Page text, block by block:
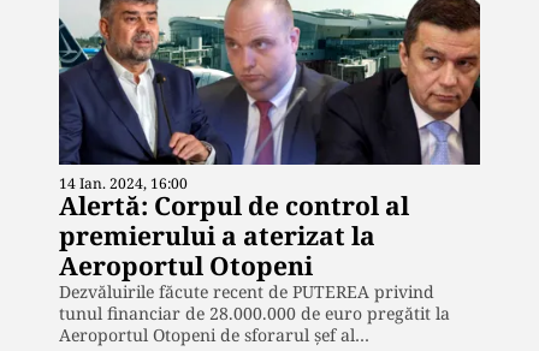
14 Ian. 2024, 16:00
Alertă: Corpul de control al
premierului a aterizat la
Aeroportul Otopeni
Dezvăluirile făcute recent de PUTEREA privind
tunul financiar de 28.000.000 de euro pregătit la
Aeroportul Otopeni de sforarul șef al…